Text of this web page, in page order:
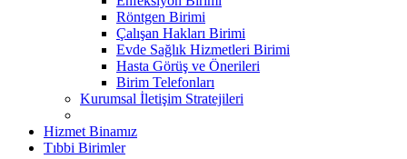
Röntgen Birimi
Çalışan Hakları Birimi
Evde Sağlık Hizmetleri Birimi
Hasta Görüş ve Önerileri
Birim Telefonları
Kurumsal İletişim Stratejileri
Hizmet Binamız
Tıbbi Birimler